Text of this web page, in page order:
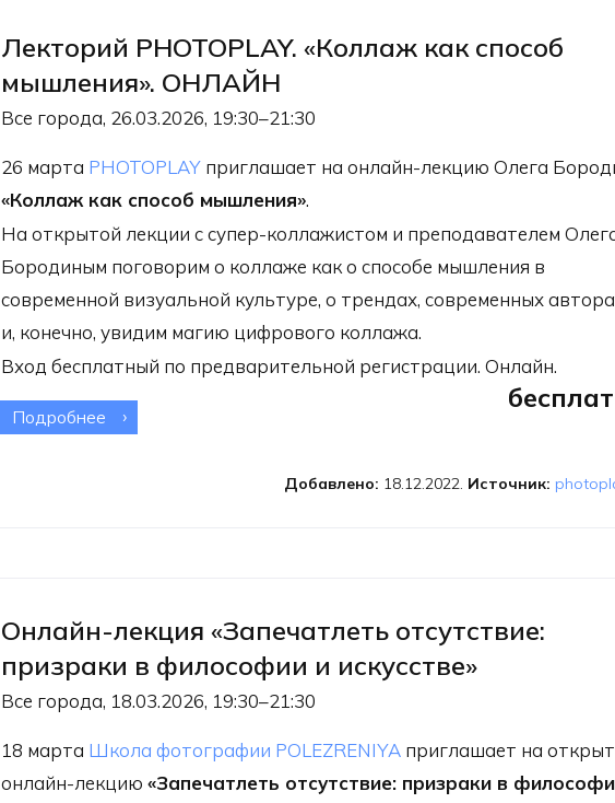
Лекторий PHOTOPLAY. «Коллаж как способ
мышления». ОНЛАЙН
Все города, 26.03.2026, 19:30–21:30
26 марта PHOTOPLAY приглашает на онлайн-лекцию Олега
«Коллаж как способ мышления».
На открытой лекции с супер-коллажистом и преподавателем
Бородиным поговорим о коллаже как о способе мышления в
современной визуальной культуре, о трендах, современных
и, конечно, увидим магию цифрового коллажа.
Вход бесплатный по предварительной регистрации. Онлайн.
Подробнее о Лекторий PHOTOPLAY.
мышления». ОНЛАЙНДобавлено: 18.12.2022. Источник:
Онлайн-лекция «Запечатлеть отсутствие:
призраки в философии и искусстве»
Все города, 18.03.2026, 19:30–21:30
18 марта Школа фотографии POLEZRENIYA приглашает на
онлайн-лекцию«Запечатлеть отсутствие: призраки в